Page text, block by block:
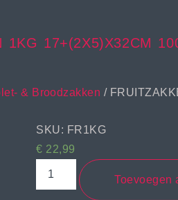
1KG 17+(2X5)X32CM
& Broodzakken /
SKU: FR1KG
€ 22,99
Toevoegen